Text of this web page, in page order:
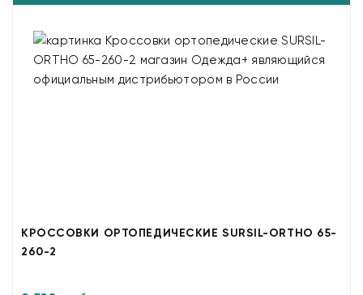
КРОССОВКИ ОРТОПЕДИЧЕСКИЕ SURSIL-ORTHO 65-
260-2